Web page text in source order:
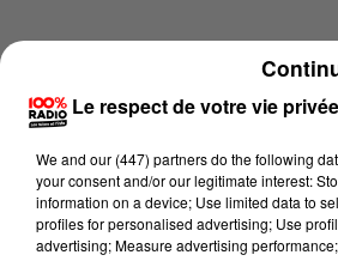
Le respect de votre vie
We and our (447) partnersdo the following
your consent and/or our legitimate interest:
information on a device; Use limited data to
profiles for personalised advertising; Use
advertising; Measure advertising